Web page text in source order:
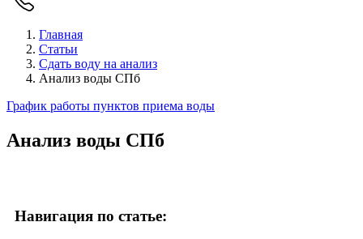
Главная
Статьи
Сдать воду на анализ
Анализ воды СПб
График работы пунктов приема воды
Анализ воды СПб
Навигация по статье: